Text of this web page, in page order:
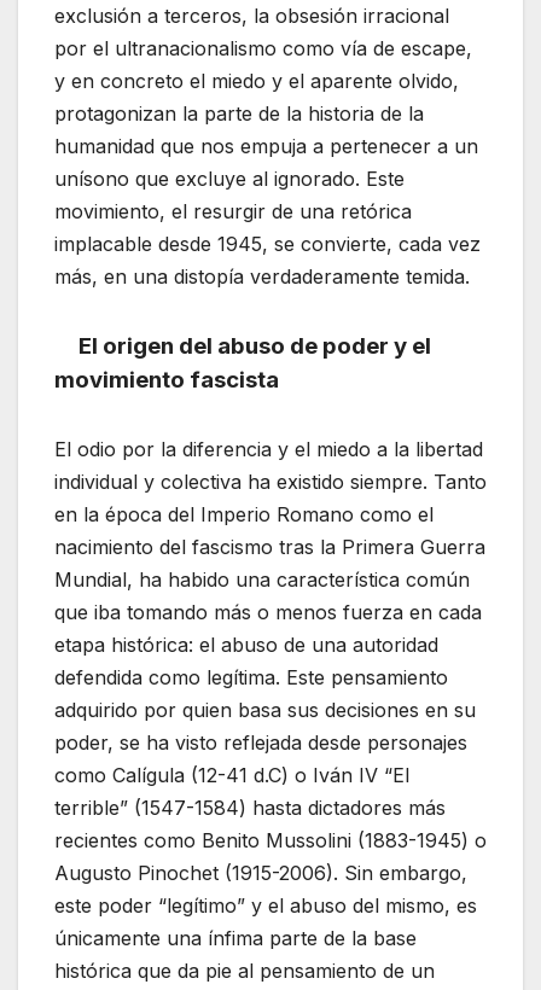
exclusión a terceros, la obsesión irracional
por el ultranacionalismo como vía de escape,
y en concreto el miedo y el aparente olvido,
protagonizan la parte de la historia de la
humanidad que nos empuja a pertenecer a un
unísono que excluye al ignorado. Este
movimiento, el resurgir de una retórica
implacable desde 1945, se convierte, cada vez
más, en una distopía verdaderamente temida.
El origen del abuso de poder y el
movimiento fascista
El odio por la diferencia y el miedo a la libertad
individual y colectiva ha existido siempre. Tanto
en la época del Imperio Romano como el
nacimiento del fascismo tras la Primera Guerra
Mundial, ha habido una característica común
que iba tomando más o menos fuerza en cada
etapa histórica: el abuso de una autoridad
defendida como legítima. Este pensamiento
adquirido por quien basa sus decisiones en su
poder, se ha visto reflejada desde personajes
como Calígula (12-41 d.C) o Iván IV “El
terrible” (1547-1584) hasta dictadores más
recientes como Benito Mussolini (1883-1945) o
Augusto Pinochet (1915-2006). Sin embargo,
este poder “legítimo” y el abuso del mismo, es
únicamente una ínfima parte de la base
histórica que da pie al pensamiento de un